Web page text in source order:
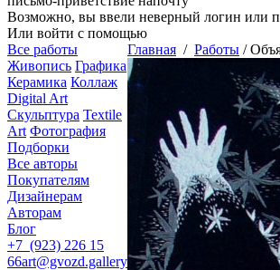
Возможно, вы ввели неверный логин или
Или войти с помощью
Все работы
Живопись Графика
Керамика Коллаж
Digital Art
Скульптура Textile
Art Фотография
Подборки
Все авторы
Покупателям
Дизайнерам
Авторам
Блог
+7 (923) 226 15
66art@gvozd.gallery
Главная / Работы /